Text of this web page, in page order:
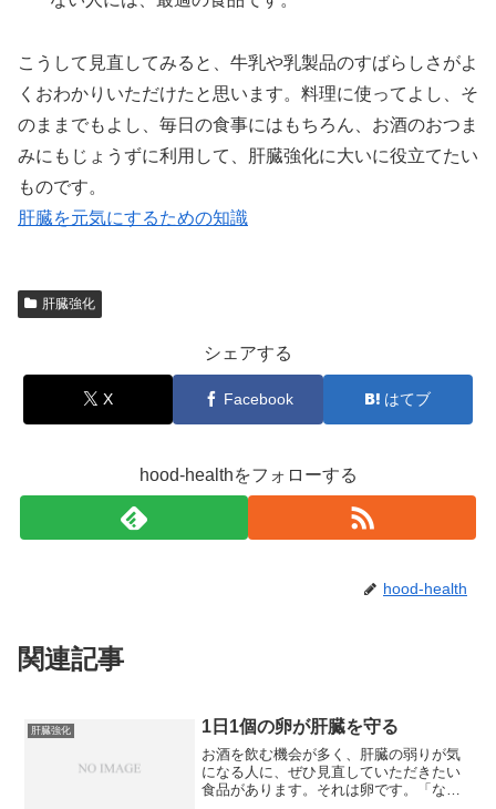
こうして見直してみると、牛乳や乳製品のすばらしさがよ
くおわかりいただけたと思います。料理に使ってよし、そ
のままでもよし、毎日の食事にはもちろん、お酒のおつま
みにもじょうずに利用して、肝臓強化に大いに役立てたい
ものです。
肝臓を元気にするための知識
肝臓強化
シェアする
X Facebook はてブ
hood-healthをフォローする
hood-health
関連記事
肝臓強化 1日1個の卵が肝臓を守る
お酒を飲む機会が多く、肝臓の弱りが気
になる人に、ぜひ見直していただきたい
食品があります。それは卵です。「なん